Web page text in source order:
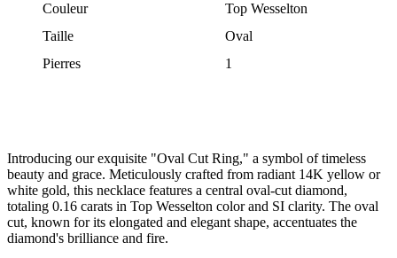
Couleur
Top Wesselton
Taille
Oval
Pierres
1
Introducing our exquisite "Oval Cut Ring," a symbol of timeless
beauty and grace. Meticulously crafted from radiant 14K yellow or
white gold, this necklace features a central oval-cut diamond,
totaling 0.16 carats in Top Wesselton color and SI clarity. The oval
cut, known for its elongated and elegant shape, accentuates the
diamond's brilliance and fire.